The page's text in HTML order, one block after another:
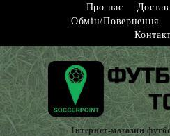
Про нас
Обмін/Повернення
Інтернет-магазин